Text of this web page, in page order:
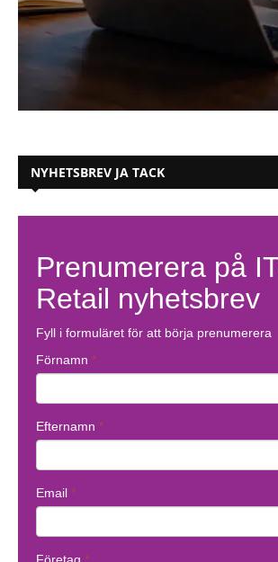
NYHETSBREV JA TACK